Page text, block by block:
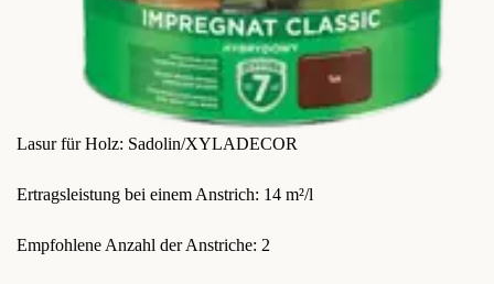
Lasur für Holz: Sadolin/XYLADECOR
Ertragsleistung bei einem Anstrich: 14 m²/l
Empfohlene Anzahl der Anstriche: 2